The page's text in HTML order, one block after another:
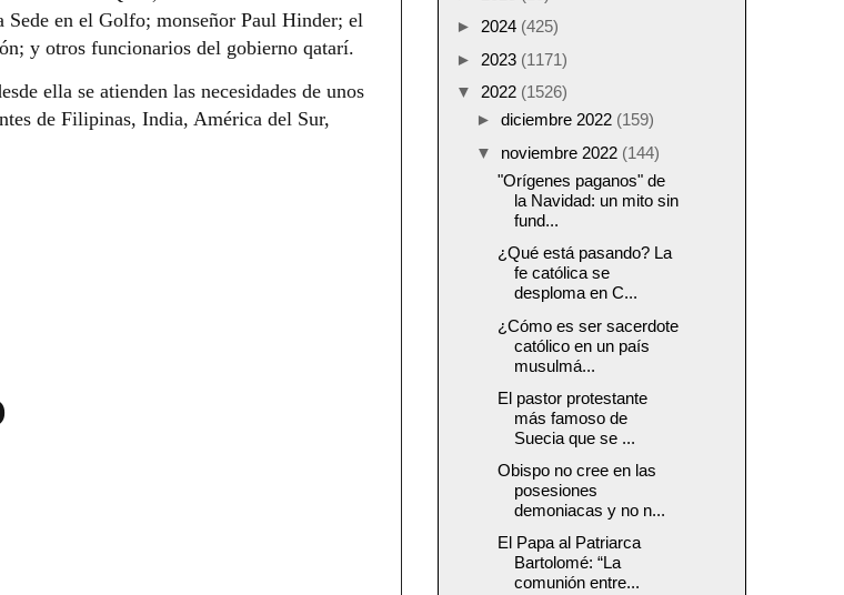
en el Golfo; monseñor Paul Hinder; el
y otros funcionarios del gobierno qatarí.
ella se atienden las necesidades de unos
de Filipinas, India, América del Sur,
► 2024 (425)
► 2023 (1171)
▼ 2022 (1526)
► diciembre 2022 (159)
▼ noviembre 2022 (144)
"Orígenes paganos" de
la Navidad: un mito sin
fund...
¿Qué está pasando? La
fe católica se
desploma en C...
¿Cómo es ser sacerdote
católico en un país
musulmá...
El pastor protestante
más famoso de
Suecia que se ...
Obispo no cree en las
posesiones
demoniacas y no n...
El Papa al Patriarca
Bartolomé: “La
comunión entre...